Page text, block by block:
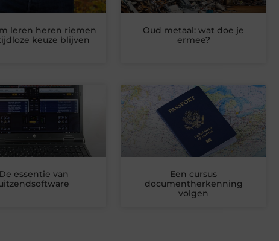
leren heren riemen
keuze blijven
Oud metaal: wat doe je
ermee?
De essentie van
Een cursus
documentherkenning
volgen